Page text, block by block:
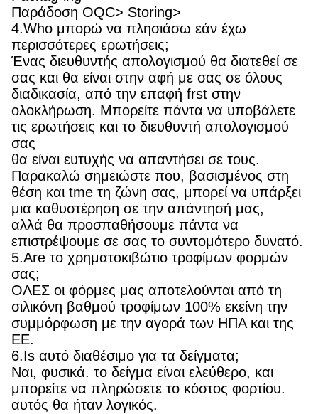
Παράδοση OQC> Storing>
4.Who μπορώ να πλησιάσω εάν έχω
περισσότερες ερωτήσεις;
Ένας διευθυντής απολογισμού θα διατεθεί σε
σας και θα είναι στην αφή με σας σε όλους
διαδικασία, από την επαφή frst στην
ολοκλήρωση. Μπορείτε πάντα να υποβάλετε
τις ερωτήσεις και το διευθυντή απολογισμού
σας
θα είναι ευτυχής να απαντήσει σε τους.
Παρακαλώ σημειώστε που, βασισμένος στη
θέση και tme τη ζώνη σας, μπορεί να υπάρξει
μια καθυστέρηση σε την απάντησή μας,
αλλά θα προσπαθήσουμε πάντα να
επιστρέψουμε σε σας το συντομότερο δυνατό.
5.Are το χρηματοκιβώτιο τροφίμων φορμών
σας;
ΟΛΕΣ οι φόρμες μας αποτελούνται από τη
σιλικόνη βαθμού τροφίμων 100% εκείνη την
συμμόρφωση με την αγορά των ΗΠΑ και της
ΕΕ.
6.Is αυτό διαθέσιμο για τα δείγματα;
Ναι, φυσικά. το δείγμα είναι ελεύθερο, και
μπορείτε να πληρώσετε το κόστος φορτίου.
αυτός θα ήταν λογικός.